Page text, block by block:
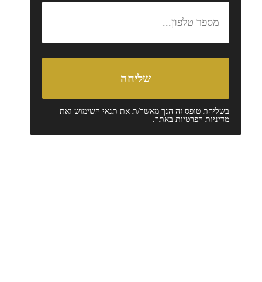
בשליחת טופס זה הנך מאשר/ת את תנאי השימושואת
מדיניות הפרטיותבאתר.